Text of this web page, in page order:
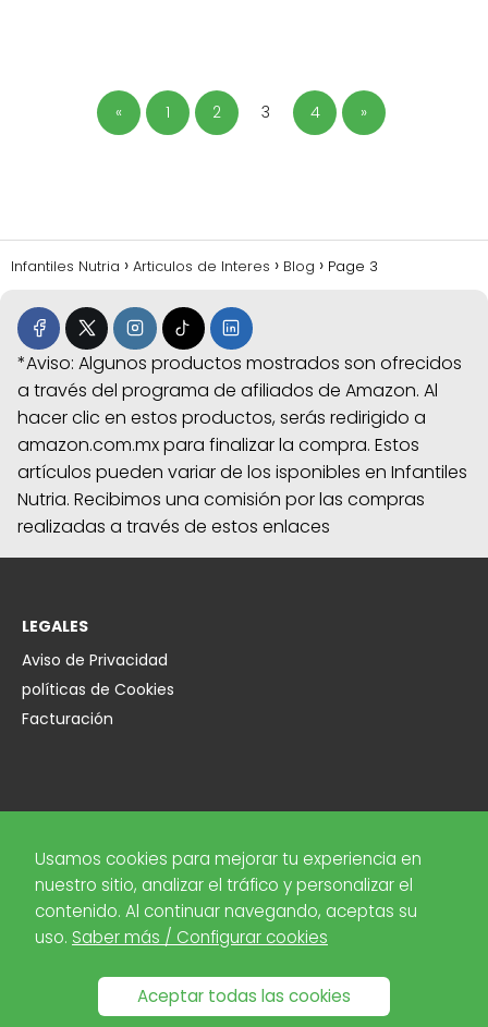
« 1 2 3 4 »
Infantiles Nutria Articulos de Interes Blog Page 3
*Aviso: Algunos productos mostrados son ofrecidos
a través del programa de afiliados de Amazon. Al
hacer clic en estos productos, serás redirigido a
amazon.com.mx para finalizar la compra. Estos
artículos pueden variar de los isponibles en Infantiles
Nutria. Recibimos una comisión por las compras
realizadas a través de estos enlaces
LEGALES
Aviso de Privacidad
políticas de Cookies
Facturación
Sobre Nosotros
Contacto
FAQ
Menciones
Diccionario
Usamos cookies para mejorar tu experiencia en
nuestro sitio, analizar el tráfico y personalizar el
contenido. Al continuar navegando, aceptas su
uso. Saber más / Configurar cookies
Aceptar todas las cookies